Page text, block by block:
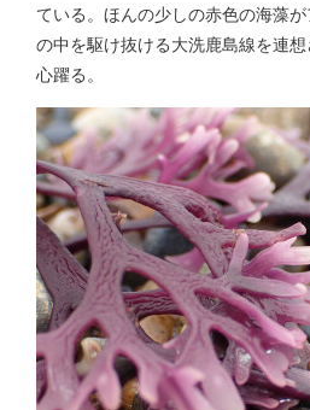
ている。ほんの少しの赤色の海藻
の中を駆け抜ける大洗鹿島線を連
心躍る。